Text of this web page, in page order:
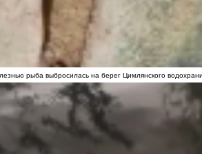
рыба выбросилась на берег Цимлянского